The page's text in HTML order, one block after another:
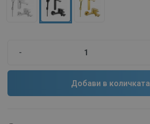
-
Добави в количката